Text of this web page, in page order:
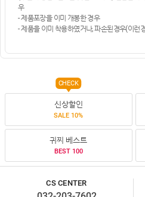
우
- 제품포장을 이미 개봉한 경우
- 제품을 이미 착용하였거나, 파손된경우(이런
신상할인
SALE 10%
CHECK
귀찌 베스트
BEST 100
CS CENTER